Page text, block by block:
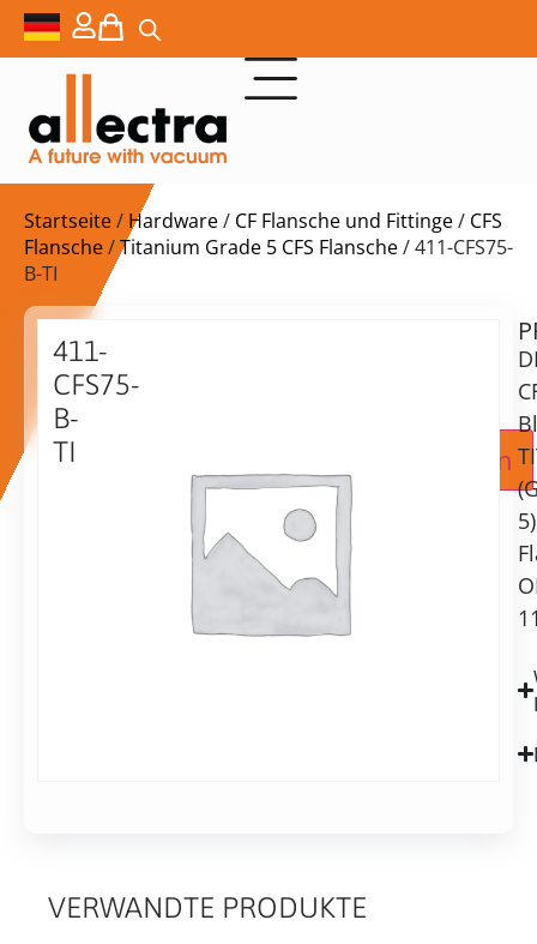
Startseite/ Hardware/ CF Flansche und Fittinge/ CFS
Flansche/Titanium Grade 5 CFS Flansche/ 411-CFS75-
B-TI
411-
CFS75-
B-
TI
auf
Anfrage
Zur Angebotsanfrage hinzufügen
VERWANDTE PRODUKTE